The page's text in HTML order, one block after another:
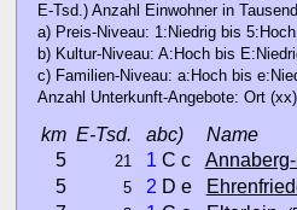
E-Tsd.) Anzahl Einwohner in
a) Preis-Niveau: 1:Niedrig bis 5:Hoch
b) Kultur-Niveau: A:Hoch bis
c) Familien-Niveau: a:Hoch bis
Anzahl Unterkunft-Angebote: Ort (xx)
km E-Tsd. abc)
Name
5
21 1 C c
5 5 2 D e